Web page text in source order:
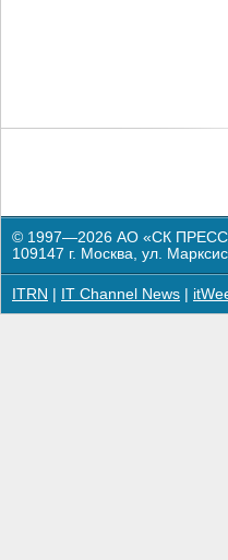
© 1997—2026 АО «СК
109147 г. Москва, ул.
ITRN IT Channel News